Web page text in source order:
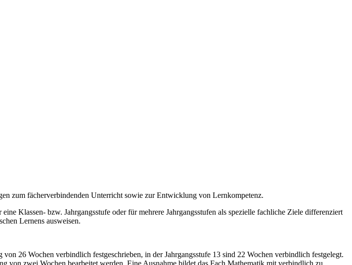
zum fächerverbindenden Unterricht sowie zur Entwicklung von Lernkompetenz.
Klassen- bzw. Jahrgangsstufe oder für mehrere Jahrgangsstufen als spezielle fachliche Ziele differenziert
Lernens ausweisen.
26 Wochen verbindlich festgeschrieben, in der Jahrgangsstufe 13 sind 22 Wochen verbindlich festgelegt.